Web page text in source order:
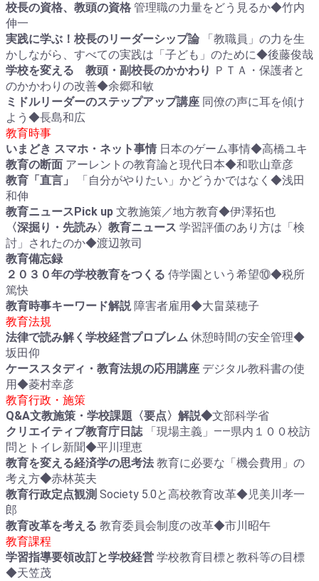
校長の資格、教頭の資格 管理職の力量をどう見るか◆竹内
伸一
実践に学ぶ！校長のリーダーシップ論
「教職員」の力を生
かしながら、すべての実践は「子ども」のために◆後藤俊哉
学校を変える 教頭・副校長のかかわり ＰＴＡ・保護者と
のかかわりの改善◆余郷和敏
ミドルリーダーのステップアップ講座 同僚の声に耳を傾け
よう◆長島和広
教育時事
いまどき スマホ・ネット事情 日本のゲーム事情◆高橋ユキ
教育の断面 アーレントの教育論と現代日本◆和歌山章彦
教育「直言」
「自分がやりたい」かどうかではなく◆浅田
和伸
教育ニュースPick up 文教施策／地方教育◆伊澤拓也
〈深掘り・先読み〉教育ニュース 学習評価のあり方は「検
討」されたのか◆渡辺敦司
教育備忘録
２０３０年の学校教育をつくる 侍学園という希望⑩◆税所
篤快
教育時事キーワード解説障害者雇用◆大畠菜穂子
教育法規
法律で読み解く学校経営プロブレム 休憩時間の安全管理◆
坂田仰
ケーススタディ・教育法規の応用講座 デジタル教科書の使
用◆菱村幸彦
教育行政・施策
Q&A文教施策・学校課題〈要点〉解説◆文部科学省
クリエイティブ教育庁日誌「現場主義」――県内１００校訪
問とトイレ新聞◆平川理恵
教育を変える経済学の思考法 教育に必要な「機会費用」の
考え方◆赤林英夫
教育行政定点観測 Society 5.0と高校教育改革◆児美川孝一
郎
教育改革を考える 教育委員会制度の改革◆市川昭午
教育課程
学習指導要領改訂と学校経営 学校教育目標と教科等の目標
◆天笠茂